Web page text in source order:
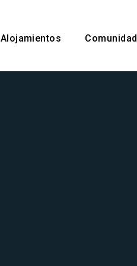
Alojamientos Comunidad